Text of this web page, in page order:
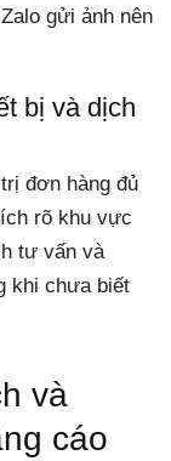
gửi ảnh nên
bị và dịch
đơn hàng đủ
rõ khu vực
tư vấn và
khi chưa biết
và
cáo